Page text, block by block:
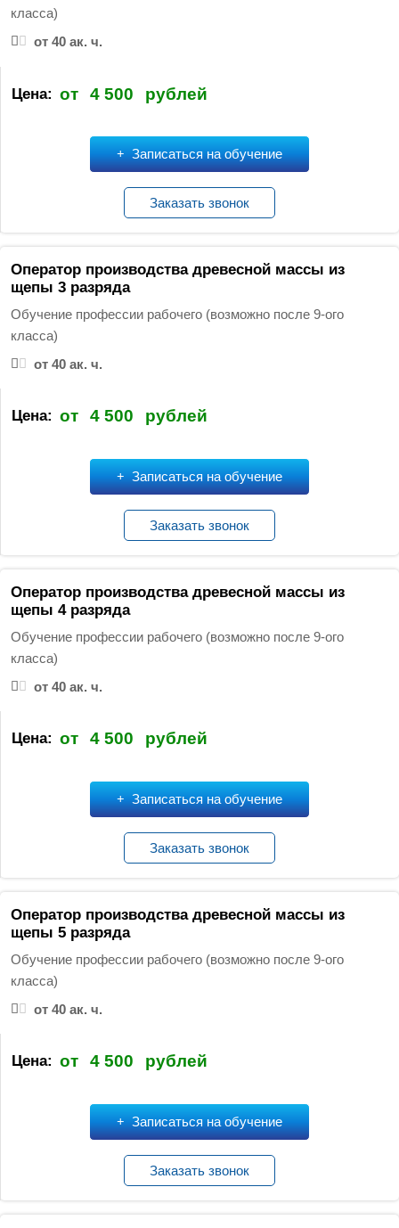
класса)
от 40 ак. ч.
Цена: от 4 500 рублей
Записаться на обучение
Заказать звонок
Оператор производства древесной массы из
щепы 3 разряда
Обучение профессии рабочего (возможно после 9-ого
класса)
от 40 ак. ч.
Цена: от 4 500 рублей
Записаться на обучение
Заказать звонок
Оператор производства древесной массы из
щепы 4 разряда
Обучение профессии рабочего (возможно после 9-ого
класса)
от 40 ак. ч.
Цена: от 4 500 рублей
Записаться на обучение
Заказать звонок
Оператор производства древесной массы из
щепы 5 разряда
Обучение профессии рабочего (возможно после 9-ого
класса)
от 40 ак. ч.
Цена: от 4 500 рублей
Записаться на обучение
Заказать звонок